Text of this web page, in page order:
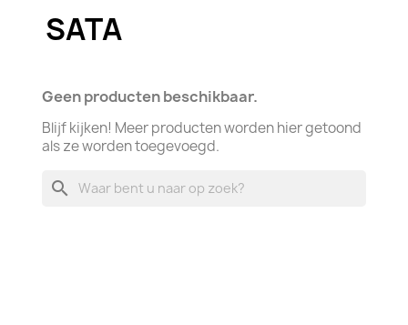
SATA
Geen producten beschikbaar.
Blijf kijken! Meer producten worden hier getoond
als ze worden toegevoegd.
search